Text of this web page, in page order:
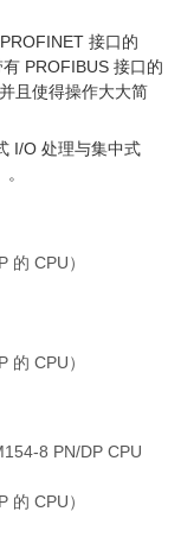
接口的
PROFIBUS 接口的
且使得操作大大简
I/O 处理与集中式
的 CPU）
的 CPU）
8 PN/DP CPU
的 CPU）